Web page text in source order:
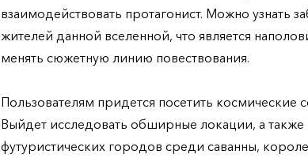
взаимодействовать протагонист. Можно узнать
жителей данной вселенной, что является
менять сюжетную линию повествования.
Пользователям придется посетить космические
Выйдет исследовать обширные локации, а также
футуристических городов среди саванны,